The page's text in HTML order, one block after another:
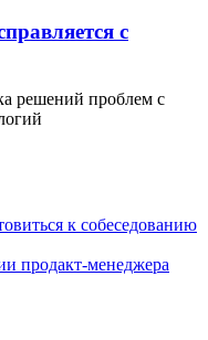
с
решений проблем с
к собеседованию
продакт-менеджера